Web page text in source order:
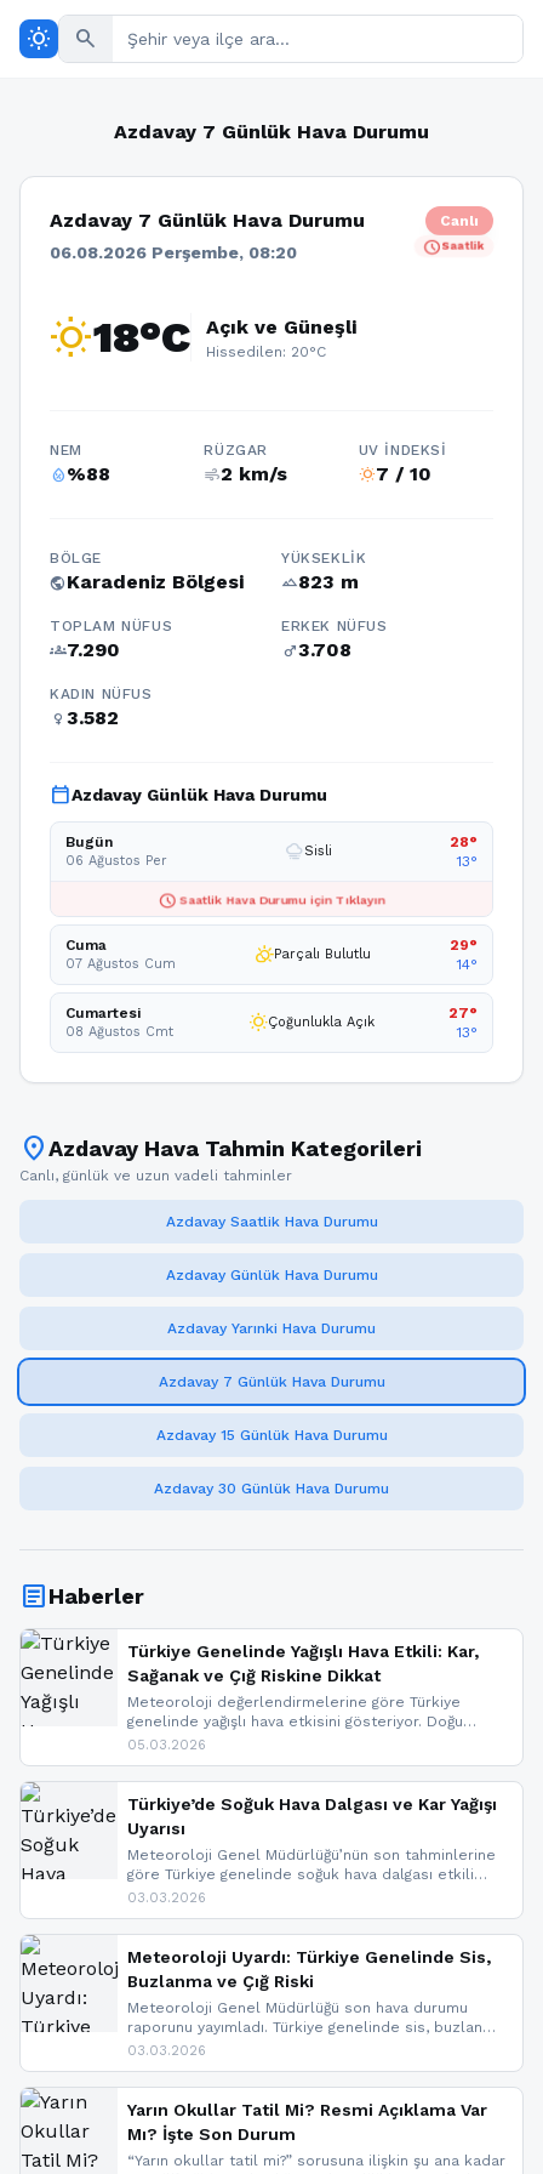
wb_sunny search
Azdavay 7 Günlük Hava Durumu
Azdavay 7 Günlük Hava Durumu
06.08.2026 Perşembe, 08:20
Canlı
scheduleSaatlik
wb_sunny18°C Açık ve Güneşli
Hissedilen: 20°C
NEM
humidity_percentage%88
RÜZGAR
air2 km/s
UV İNDEKSI
wb_sunny7 / 10
BÖLGE
publicKaradeniz Bölgesi
YÜKSEKLIK
terrain823 m
TOPLAM NÜFUS
groups7.290
ERKEK NÜFUS
male3.708
KADIN NÜFUS
female 3.582
calendar_todayAzdavay Günlük Hava Durumu
Bugün
06 Ağustos Per foggy Sisli
28°
13°
schedule Saatlik Hava Durumu için Tıklayın
Cuma
07 Ağustos Cum partly_cloudy_dayParçalı Bulutlu
29°
14°
Cumartesi
08 Ağustos Cmt wb_sunnyÇoğunlukla Açık
27°
13°
location_onAzdavay Hava Tahmin Kategorileri
Canlı, günlük ve uzun vadeli tahminler
Azdavay Saatlik Hava Durumu
Azdavay Günlük Hava Durumu
Azdavay Yarınki Hava Durumu
Azdavay 7 Günlük Hava Durumu
Azdavay 15 Günlük Hava Durumu
Azdavay 30 Günlük Hava Durumu
articleHaberler
Türkiye Genelinde Yağışlı Hava Etkili: Kar,
Sağanak ve Çığ Riskine Dikkat
Meteoroloji değerlendirmelerine göre Türkiye
genelinde yağışlı hava etkisini gösteriyor. Doğu
bölgelerinde kar yağışı beklenirken Marmara ve
ise çığ tehlikesi bulunuyor. İç kesimlerde sis ve pus
nedeniyle görüş mesafesinde azalma
yaşanabileceği belirtiliyor.
05.03.2026
Türkiye’de Soğuk Hava Dalgası ve Kar Yağışı
Uyarısı
Meteoroloji Genel Müdürlüğü’nün son tahminlerine
göre Türkiye genelinde soğuk hava dalgası etkili
oluyor. Birçok il için kar yağışı ve buzlanma uyarısı
03.03.2026
Meteoroloji Uyardı: Türkiye Genelinde Sis,
Buzlanma ve Çığ Riski
Meteoroloji Genel Müdürlüğü son hava durumu
raporunu yayımladı. Türkiye genelinde sis, buzlanma
ve don beklenirken Doğu Anadolu ve Doğu
yapıldı. İşte son dakika meteoroloji gelişmeleri.
03.03.2026
Yarın Okullar Tatil Mi? Resmi Açıklama Var
Mı? İşte Son Durum
“Yarın okullar tatil mi?” sorusuna ilişkin şu ana kadar